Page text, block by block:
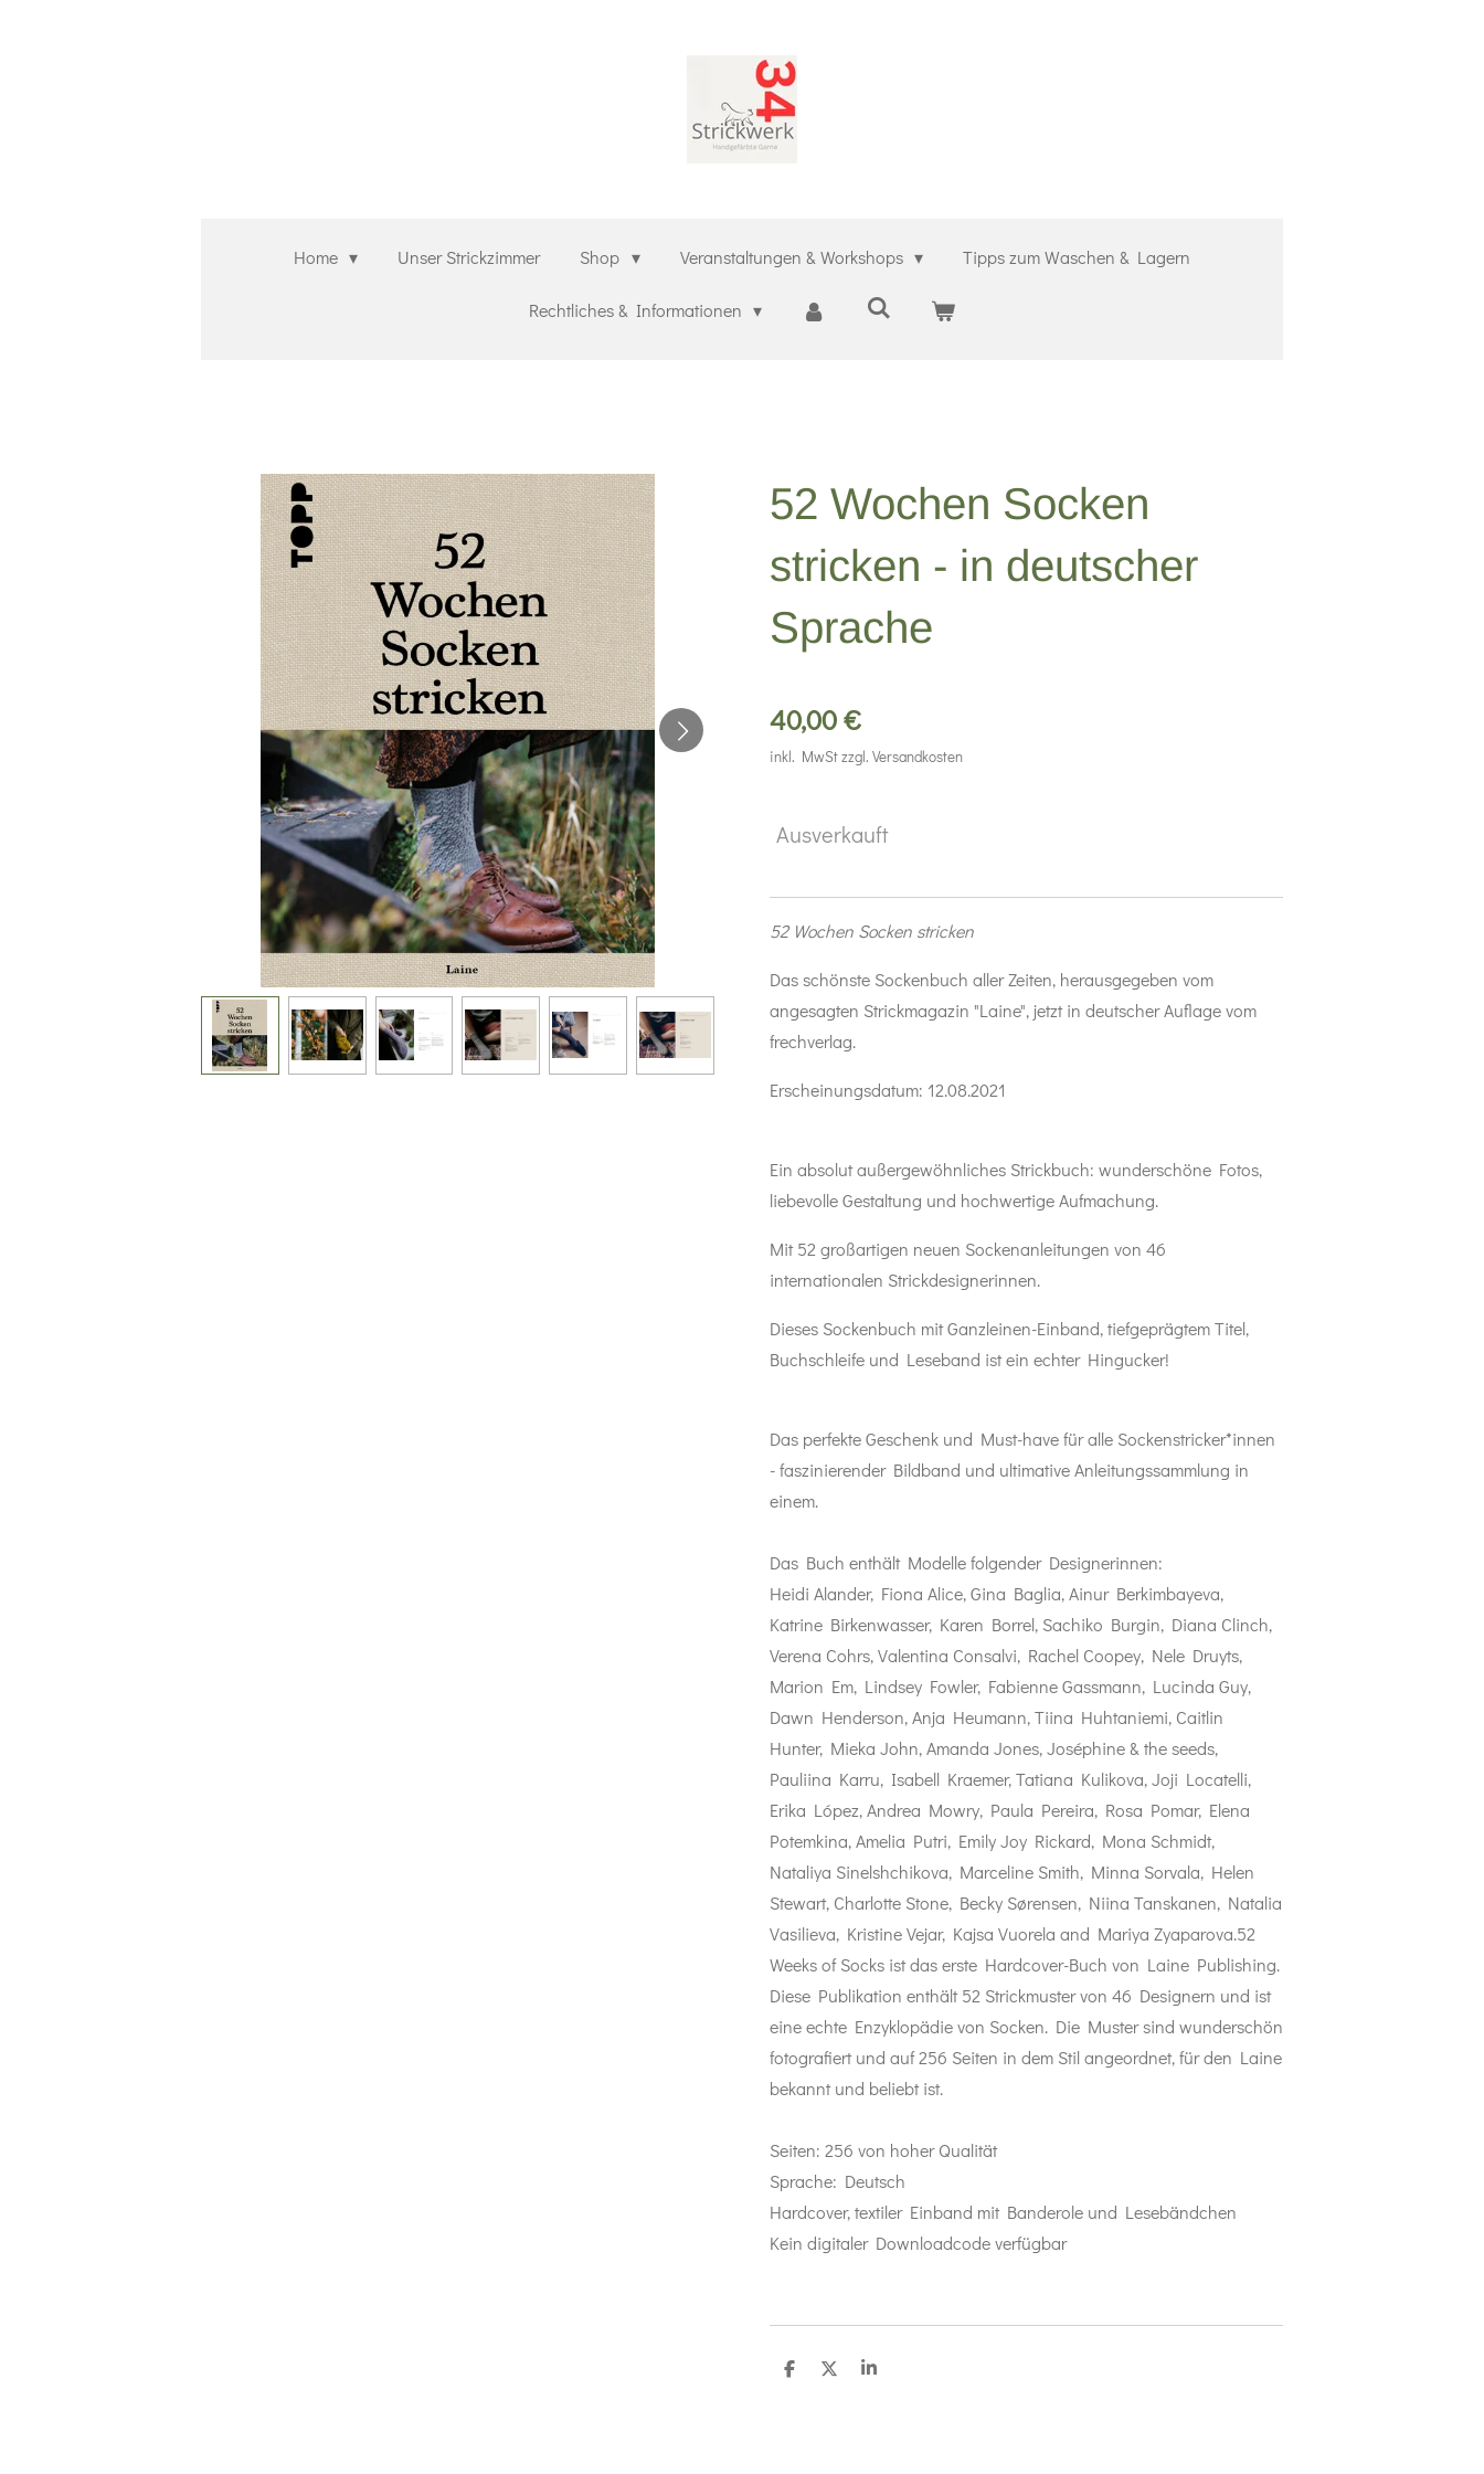
Home Unser Strickzimmer Shop Veranstaltungen & Workshops Tipps zum Waschen & Lagern
Rechtliches & Informationen
52 Wochen Socken
stricken - in deutscher
Sprache
40,00 €
inkl. MwSt zzgl. Versandkosten
Ausverkauft
52 Wochen Socken stricken
Das schönste Sockenbuch aller Zeiten, herausgegeben vom
angesagten Strickmagazin "Laine", jetzt in deutscher Auflage vom
frechverlag.
Erscheinungsdatum: 12.08.2021
Ein absolut außergewöhnliches Strickbuch: wunderschöne Fotos,
liebevolle Gestaltung und hochwertige Aufmachung.
Mit 52 großartigen neuen Sockenanleitungen von 46
internationalen Strickdesignerinnen.
Dieses Sockenbuch mit Ganzleinen-Einband, tiefgeprägtem Titel,
Buchschleife und Leseband ist ein echter Hingucker!
Das perfekte Geschenk und Must-have für alle Sockenstricker*innen
- faszinierender Bildband und ultimative Anleitungssammlung in
einem.
Das Buch enthält Modelle folgender Designerinnen:
Heidi Alander, Fiona Alice, Gina Baglia, Ainur Berkimbayeva,
Katrine Birkenwasser, Karen Borrel, Sachiko Burgin, Diana Clinch,
Verena Cohrs, Valentina Consalvi, Rachel Coopey, Nele Druyts,
Marion Em, Lindsey Fowler, Fabienne Gassmann, Lucinda Guy,
Dawn Henderson, Anja Heumann, Tiina Huhtaniemi, Caitlin
Hunter, Mieka John, Amanda Jones, Joséphine & the seeds,
Pauliina Karru, Isabell Kraemer, Tatiana Kulikova, Joji Locatelli,
Erika López, Andrea Mowry, Paula Pereira, Rosa Pomar, Elena
Potemkina, Amelia Putri, Emily Joy Rickard, Mona Schmidt,
Nataliya Sinelshchikova, Marceline Smith, Minna Sorvala, Helen
Stewart, Charlotte Stone, Becky Sørensen, Niina Tanskanen, Natalia
Vasilieva, Kristine Vejar, Kajsa Vuorela and Mariya Zyaparova.52
Weeks of Socks ist das erste Hardcover-Buch von Laine Publishing.
Diese Publikation enthält 52 Strickmuster von 46 Designern und ist
eine echte Enzyklopädie von Socken. Die Muster sind wunderschön
fotografiert und auf 256 Seiten in dem Stil angeordnet, für den Laine
bekannt und beliebt ist.
Seiten: 256 von hoher Qualität
Sprache: Deutsch
Hardcover, textiler Einband mit Banderole und Lesebändchen
Kein digitaler Downloadcode verfügbar
T
T
T